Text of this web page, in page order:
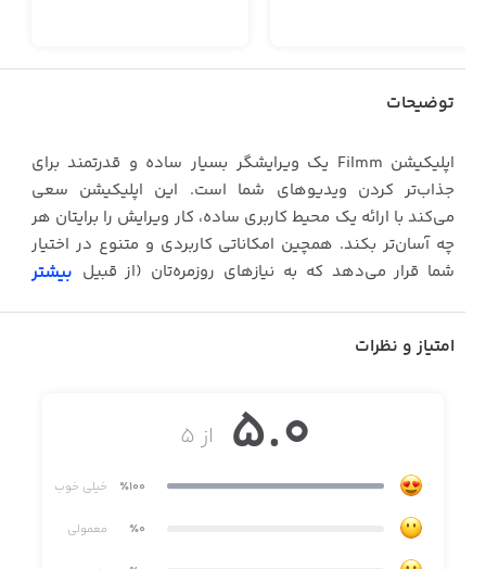
توضیحات
اپلیکیشن Filmm یک ویرایشگر بسیار ساده و قدرتمند برای
جذاب‌تر کردن ویدیوهای شما است. این اپلیکیشن سعی
می‌کند با ارائه یک محیط کاربری ساده، کار ویرایش را برایتان هر
چه آسان‌تر بکند. همچین امکاناتی کاربردی و متنوع در اختیار
شما قرار می‌دهد که به نیازهای روزمره‌تان (از قبیل درست
فضاهای قدیمی و آنالوگ ببرید و رنگ ‌و لعاب متفاوت‌ تری به
آن‌ها ببخشید. این اپلیکیشن یکی از پردانلودترین و
توانسته از بین ۵۷۰۰ نظر، امتیاز ۴.۷ را از سوی کاربران کسب
بیشتر
امتیاز و نظرات
از ۵ 5.0
٪100 خیلی خوب
٪0 معمولی